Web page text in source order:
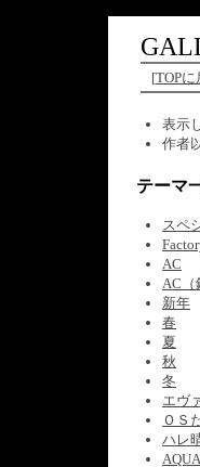
[TOPに
表示
作者
テーマ
スペ
AC
AC（
新年
春
夏
秋
冬
エヴ
ＯＳ
ハレ